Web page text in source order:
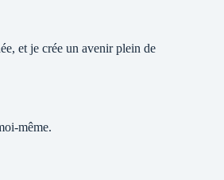
et je crée un avenir plein de
même.